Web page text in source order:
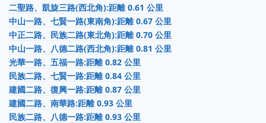
二聖路、凱旋三路(西北角):距離 0.61 公里
中山一路、七賢一路(東南角):距離 0.67 公里
中正二路、民族二路(東北角):距離 0.70 公里
中山一路、八德二路(西北角):距離 0.81 公里
光華一路、五福一路:距離 0.82 公里
民族二路、七賢一路:距離 0.84 公里
建國二路、復興一路:距離 0.87 公里
建國二路、南華路:距離 0.93 公里
民族二路、八德一路:距離 0.93 公里